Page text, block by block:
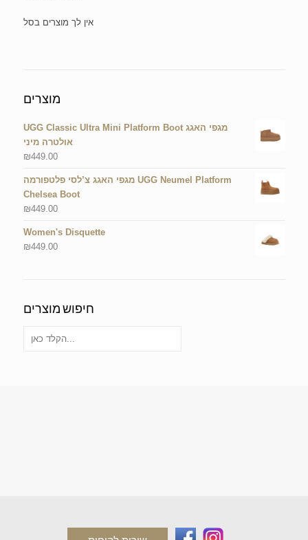
מוצרים
UGG Classic Ultra Mini Platform Boot מגפי האגג
אולטרה מיני
₪449.00
מגפי האגג צ’לסי פלטפורמה UGG Neumel Platform
Chelsea Boot
₪449.00
Women's Disquette
₪449.00
חיפוש מוצרים